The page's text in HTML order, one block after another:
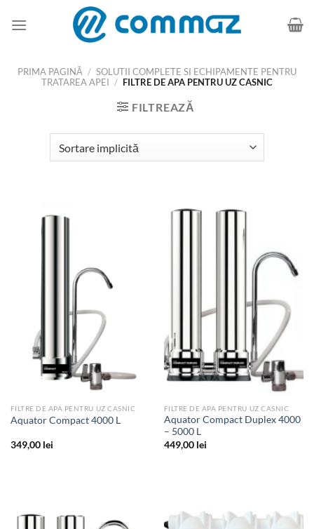
PRIMA PAGINĂ / SOLUTII COMPLETE SI ECHIPAMENTE PENTRU
TRATAREA APEI / FILTRE DE APA PENTRU UZ CASNIC
FILTREAZĂ
FILTRE DE APA PENTRU UZ CASNIC
Aquator Compact 4000 L
349,00 lei
FILTRE DE APA PENTRU UZ CASNIC
Aquator Compact Duplex 4000
– 5000 L
449,00 lei